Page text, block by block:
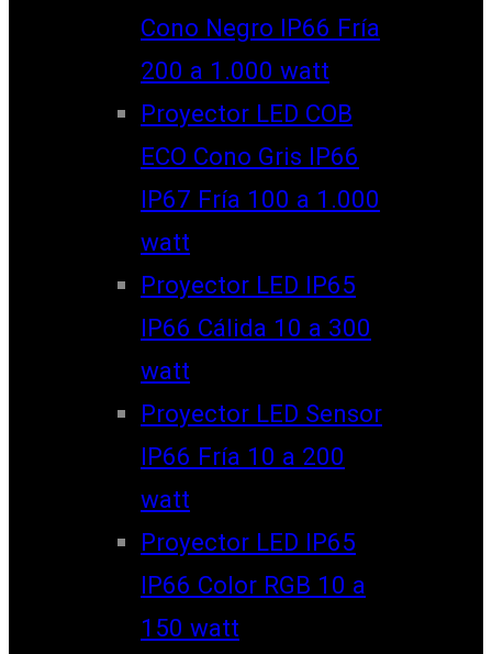
Cono Negro IP66 Fría
200 a 1.000 watt
Proyector LED COB
ECO Cono Gris IP66
IP67 Fría 100 a 1.000
watt
Proyector LED IP65
IP66 Cálida 10 a 300
watt
Proyector LED Sensor
IP66 Fría 10 a 200
watt
Proyector LED IP65
IP66 Color RGB 10 a
150 watt